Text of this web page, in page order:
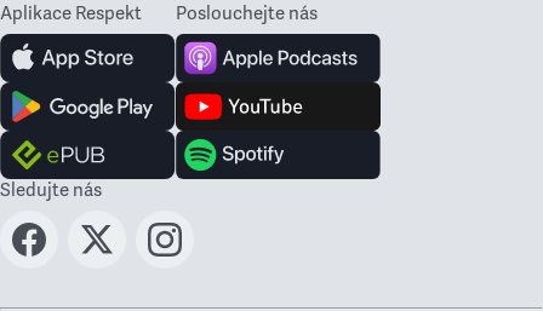
Aplikace Respekt Poslouchejte nás
Sledujte nás